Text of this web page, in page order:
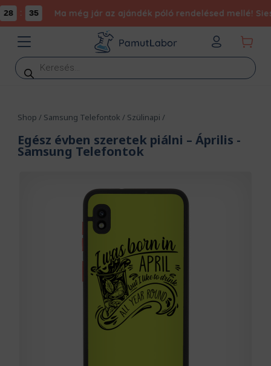
: 34 Ma még jár az ajándék póló rendelésed mellé!
Products
search
Shop / Samsung Telefontok / Szülinapi /
Egész évben szeretek piálni – Április -
Samsung Telefontok